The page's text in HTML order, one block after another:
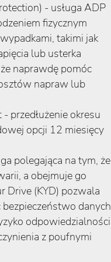
- usługa ADP
fizycznym
takimi jak
lub usterka
naprawdę pomóc
napraw lub
przedłużenie okresu
opcji 12 miesięcy
polegająca na tym, że
a obejmuje go
Drive (KYD) pozwala
danych
odpowiedzialności
z poufnymi